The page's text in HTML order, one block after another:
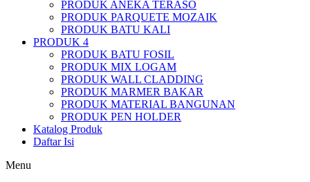
PRODUK ANEKA TERASO
PRODUK PARQUETE MOZAIK
PRODUK BATU KALI
PRODUK 4
PRODUK BATU FOSIL
PRODUK MIX LOGAM
PRODUK WALL CLADDING
PRODUK MARMER BAKAR
PRODUK MATERIAL BANGUNAN
PRODUK PEN HOLDER
Katalog Produk
Daftar Isi
Menu